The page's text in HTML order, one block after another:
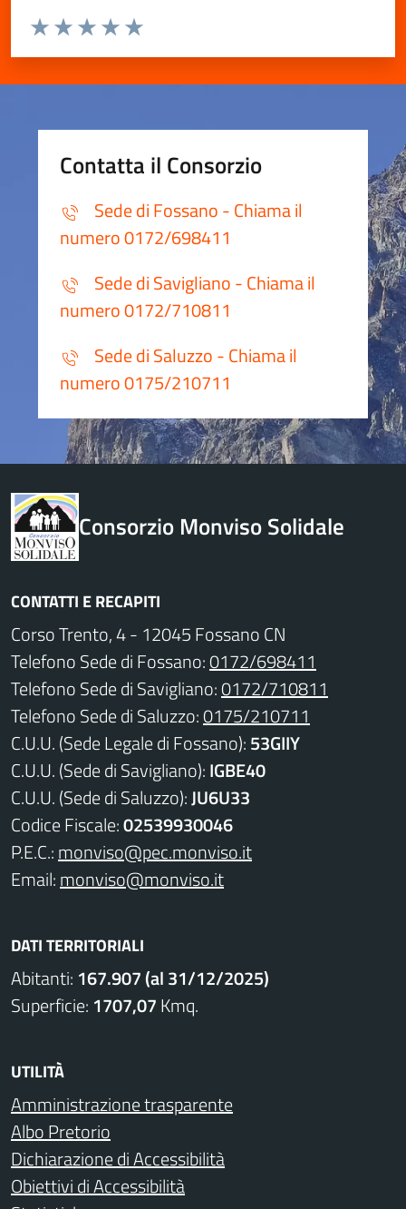
Valuta da 1 a 5 stelle la pagina
Valuta 5 stelle su 5
Valuta 4 stelle su 5
Valuta 3 stelle su 5
Valuta 2 stelle su 5
Valuta 1 stelle su 5
Contatta il Consorzio
Sede di Fossano - Chiama il
numero 0172/698411
Sede di Savigliano - Chiama il
numero 0172/710811
Sede di Saluzzo - Chiama il
numero 0175/210711
Consorzio Monviso Solidale
CONTATTI E RECAPITI
Corso Trento, 4 - 12045 Fossano CN
Telefono Sede di Fossano:0172/698411
Telefono Sede di Savigliano:0172/710811
Telefono Sede di Saluzzo:0175/210711
C.U.U. (Sede Legale di Fossano):53GIIY
C.U.U. (Sede di Savigliano):IGBE40
C.U.U. (Sede di Saluzzo):JU6U33
Codice Fiscale:02539930046
P.E.C.:monviso@pec.monviso.it
Email:monviso@monviso.it
DATI TERRITORIALI
Abitanti: 167.907 (al 31/12/2025)
Superficie: 1707,07Kmq.
UTILITÀ
Amministrazione trasparente
Albo Pretorio
Dichiarazione di Accessibilità
Obiettivi di Accessibilità